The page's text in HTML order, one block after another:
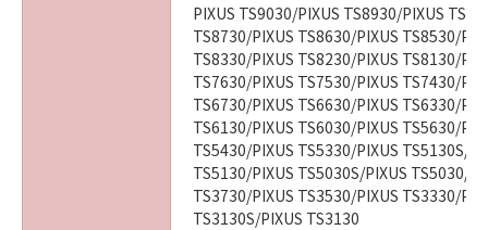
PIXUS TS9030/PIXUS TS8930/PIXUS
TS8730/PIXUS TS8630/PIXUS TS8530/
TS8330/PIXUS TS8230/PIXUS TS8130/
TS7630/PIXUS TS7530/PIXUS TS7430/
TS6730/PIXUS TS6630/PIXUS TS6330/
TS6130/PIXUS TS6030/PIXUS TS5630/
TS5430/PIXUS TS5330/PIXUS TS5130S/
TS5130/PIXUS TS5030S/PIXUS TS5030/
TS3730/PIXUS TS3530/PIXUS TS3330/
TS3130S/PIXUS TS3130